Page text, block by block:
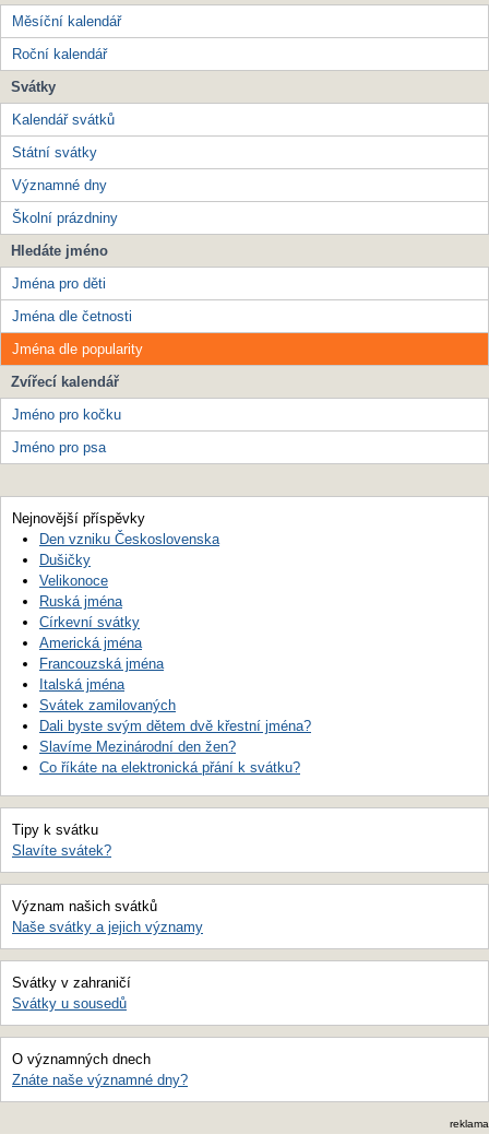
Měsíční kalendář
Roční kalendář
Svátky
Kalendář svátků
Státní svátky
Významné dny
Školní prázdniny
Hledáte jméno
Jména pro děti
Jména dle četnosti
Jména dle popularity
Zvířecí kalendář
Jméno pro kočku
Jméno pro psa
Nejnovější příspěvky
Den vzniku Československa
Dušičky
Velikonoce
Ruská jména
Církevní svátky
Americká jména
Francouzská jména
Italská jména
Svátek zamilovaných
Dali byste svým dětem dvě křestní jména?
Slavíme Mezinárodní den žen?
Co říkáte na elektronická přání k svátku?
Tipy k svátku
Slavíte svátek?
Význam našich svátků
Naše svátky a jejich významy
Svátky v zahraničí
Svátky u sousedů
O významných dnech
Znáte naše významné dny?
reklama